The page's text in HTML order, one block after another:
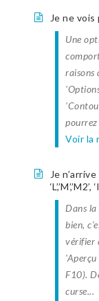
Je ne
Une
raisons
pourrez
Voir la
Je
‘L’,’M’,’M2’,
Dans
bien,
vérifier
'Aperçu
F10).
curse...